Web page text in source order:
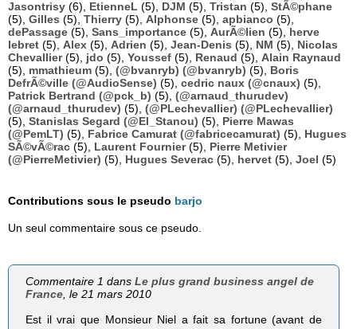
Jasontrisy (6), EtienneL (5), DJM (5), Tristan (5), StÃ©phane
(5), Gilles (5), Thierry (5), Alphonse (5), apbianco (5),
dePassage (5), Sans_importance (5), AurÃ©lien (5), herve
lebret (5), Alex (5), Adrien (5), Jean-Denis (5), NM (5), Nicolas
Chevallier(5), jdo (5), Youssef (5), Renaud (5), Alain Raynaud
(5), mmathieum (5), (@bvanryb) (@bvanryb) (5), Boris
DefrÃ©ville (@AudioSense) (5), cedric naux (@cnaux) (5),
Patrick Bertrand (@pck_b) (5), (@arnaud_thurudev)
(@arnaud_thurudev) (5), (@PLechevallier) (@PLechevallier)
(5), Stanislas Segard (@El_Stanou) (5), Pierre Mawas
(@PemLT) (5), Fabrice Camurat (@fabricecamurat) (5), Hugues
SÃ©vÃ©rac (5), Laurent Fournier(5), Pierre Metivier
(@PierreMetivier) (5), Hugues Severac (5), hervet (5), Joel (5)
Contributions sous le pseudo barjo
Un seul commentaire sous ce pseudo.
Commentaire 1 dansLe plus grand business angel de
France , le 21 mars 2010
Est il vrai que Monsieur Niel a fait sa fortune (avant de